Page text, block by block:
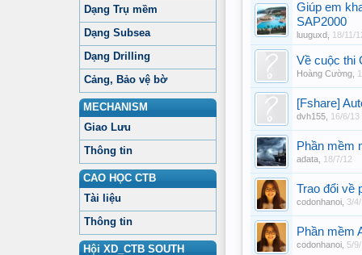
Dạng Trụ mềm
Dạng Subsea
Dạng Drilling
Cảng, Bảo vệ bờ
MECHANISM
Giao Lưu
Thông tin
CAO HỌC CTB
Tài liệu
Thông tin
Hội XD_CTB SOUTH
Giúp em
SAP2000
luuguxd 18/11/
Về cuộc thi
Hoàng Cường
[Fshare]
dvh155 16/6/13
Phần mềm
adata 18/7/12
Trao đổi về
codonhanoi 3/
Phần mềm
codonhanoi 5/